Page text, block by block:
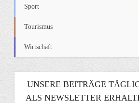
Sport
Tourismus
Wirtschaft
UNSERE BEITRÄGE
ALS NEWSLETTER